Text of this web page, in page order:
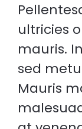
ultricies
mauris.
sed
Mauris